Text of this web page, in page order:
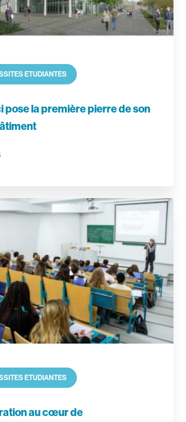
pose la première pierre de son
ÉTUDIANTES
au cœur de
ÉTUDIANTES